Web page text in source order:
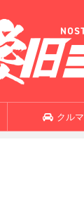
クルマ